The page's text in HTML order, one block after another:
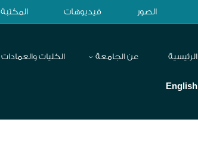
الصور فيديوهات المكتبة
الرئيسية عن الجامعة الكليات والعمادات
English